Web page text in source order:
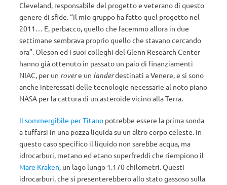
Cleveland, responsabile del progetto e veterano di questo
genere di sfide. “Il mio gruppo ha fatto quel progetto nel
2011… E, perbacco, quello che facemmo allora in due
settimane sembrava proprio quello che stavano cercando
ora”. Oleson ed i suoi colleghi del Glenn Research Center
hanno già ottenuto in passato un paio di finanziamenti
NIAC, per un rovere un landerdestinati a Venere, e si sono
anche interessati delle tecnologie necessarie al noto piano
NASA per la cattura di un asteroide vicino alla Terra.
Il sommergibile per Titano potrebbe essere la prima sonda
a tuffarsi in una pozza liquida su un altro corpo celeste. In
questo caso specifico il liquido non sarebbe acqua, ma
idrocarburi, metano ed etano superfreddi che riempiono il
Mare Kraken, un lago lungo 1.170 chilometri. Questi
idrocarburi, che si presenterebbero allo stato gassoso sulla